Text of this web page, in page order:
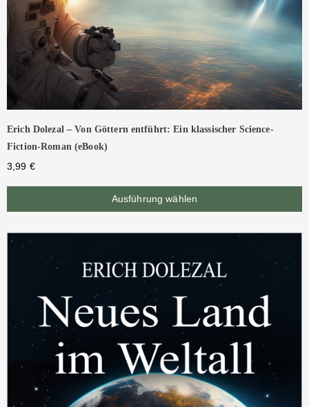
Erich Dolezal – Von Göttern entführt: Ein klassischer Science-
Fiction-Roman (eBook)
3,99 €
Ausführung wählen